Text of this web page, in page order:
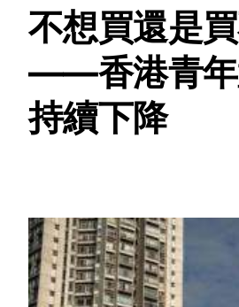
不想買還是
——香港青年
持續下降